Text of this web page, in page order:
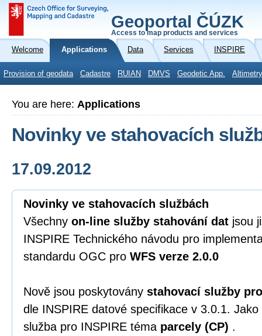
Geoportal ČÚZK
Access to map products and services
Welcome Applications Data Services INSPIRE
Provision of geodata Cadastre RUIAN DMVS Geodetic App.
You are here: Applications
Novinky ve stahovacích
17.09.2012
Novinky ve stahovacích službách
Všechny on-line služby stahování dat jsou
INSPIRE Technického návodu pro
standardu OGC pro WFS verze 2.0.0
Nově jsou poskytovány stahovací služby
dle INSPIRE datové specifikace v 3.0.1.
služba pro INSPIRE téma parcely (CP) .